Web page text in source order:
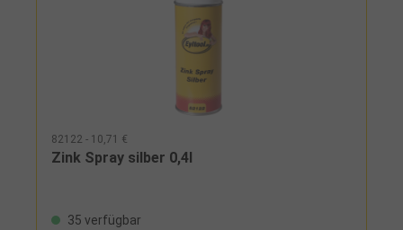
82122 - 10,71 €
Zink Spray silber 0,4l
35 verfügbar